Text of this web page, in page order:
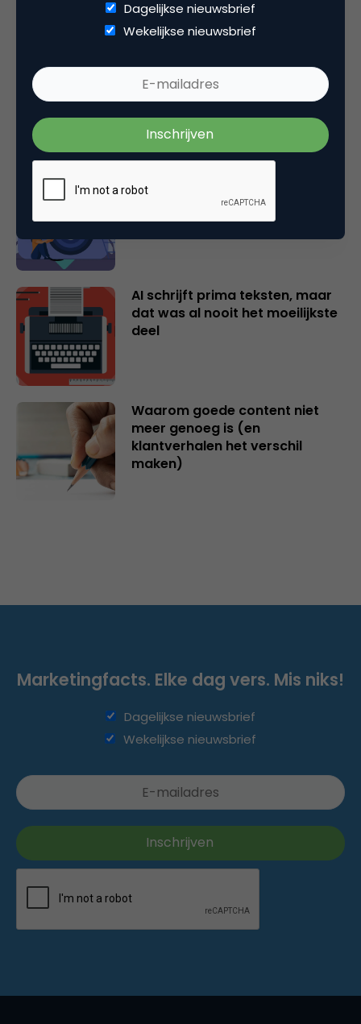
Gerelateerde artikelen
AI: Zorgen we voor vooruitgang
of voor verschraling?
instinct. Laat het dan ook
AI schrijft prima teksten, maar
dat was al nooit het moeilijkste
deel
Waarom goede content niet
meer genoeg is (en
klantverhalen het verschil
maken)
Dagelijkse nieuwsbrief
Wekelijkse nieuwsbrief
Marketingfacts. Elke dag vers. Mis niks!
Dagelijkse nieuwsbrief
Wekelijkse nieuwsbrief